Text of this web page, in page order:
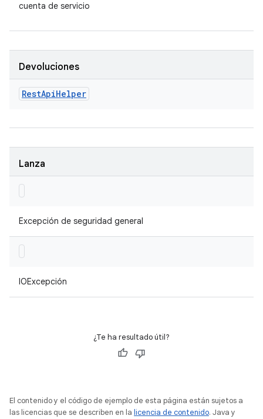
cuenta de servicio
Devoluciones
RestApiHelper
Lanza
Excepción de seguridad general
IOExcepción
¿Te ha resultado útil?
El contenido y el código de ejemplo de esta página están sujetos a
las licencias que se describen en la licencia de contenido. Java y